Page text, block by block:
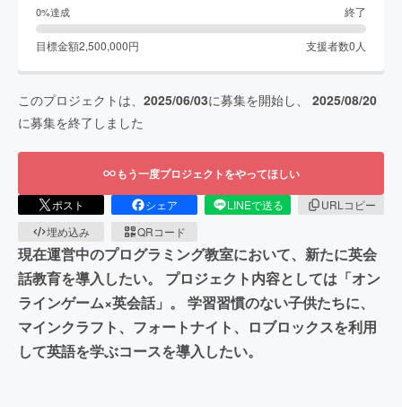
0%達成 終了
目標金額2,500,000円 支援者数0 人
このプロジェクトは、 2025/06/03に募集を開始し、 2025/08/20
に募集を終了しました
もう一度プロジェクトをやってほしい
ポスト シェア LINEで送る
URLコピー
埋め込み
QRコード
現在運営中のプログラミング教室において、新たに英会
話教育を導入したい。 プロジェクト内容としては「オン
ラインゲーム×英会話」。 学習習慣のない子供たちに、
マインクラフト、フォートナイト、ロブロックスを利用
して英語を学ぶコースを導入したい。